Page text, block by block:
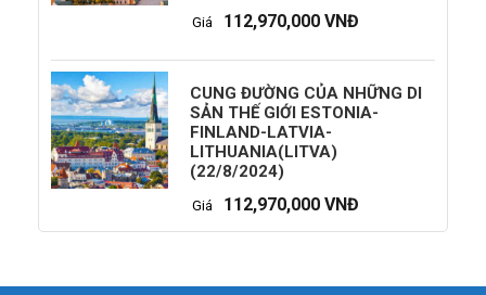
Giá 112,970,000 VNĐ
CUNG ĐƯỜNG CỦA NHỮNG DI
SẢN THẾ GIỚI ESTONIA-
FINLAND-LATVIA-
LITHUANIA(LITVA)
(22/8/2024)
Giá 112,970,000 VNĐ